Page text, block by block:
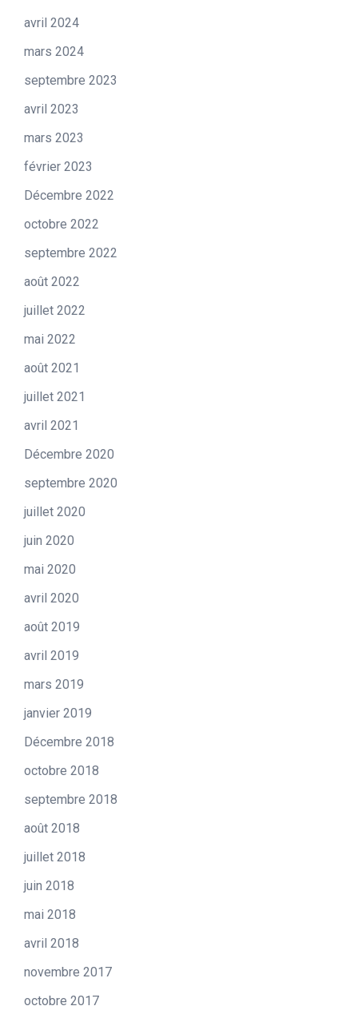
avril 2024
mars 2024
septembre 2023
avril 2023
mars 2023
février 2023
Décembre 2022
octobre 2022
septembre 2022
août 2022
juillet 2022
mai 2022
août 2021
juillet 2021
avril 2021
Décembre 2020
septembre 2020
juillet 2020
juin 2020
mai 2020
avril 2020
août 2019
avril 2019
mars 2019
janvier 2019
Décembre 2018
octobre 2018
septembre 2018
août 2018
juillet 2018
juin 2018
mai 2018
avril 2018
novembre 2017
octobre 2017